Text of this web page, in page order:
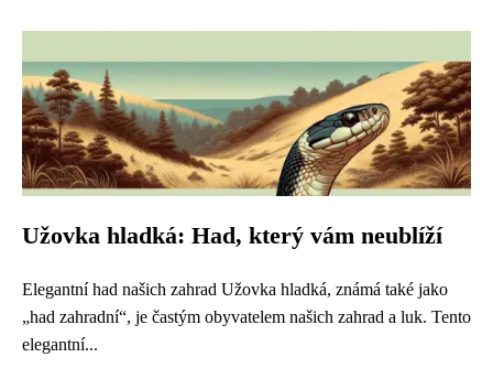
Užovka hladká: Had, který vám neublíží
Elegantní had našich zahrad Užovka hladká, známá také jako
„had zahradní“, je častým obyvatelem našich zahrad a luk. Tento
elegantní...